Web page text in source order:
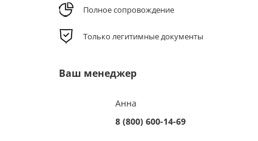
Полное сопровождение
Только легитимные документы
Ваш менеджер
Анна
8 (800) 600-14-69